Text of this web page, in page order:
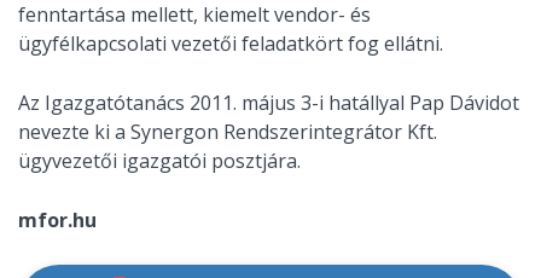
fenntartása mellett, kiemelt vendor- és
ügyfélkapcsolati vezetői feladatkört fog ellátni.
Az Igazgatótanács 2011. május 3-i hatállyal Pap Dávidot
nevezte ki a Synergon Rendszerintegrátor Kft.
ügyvezetői igazgatói posztjára.
mfor.hu